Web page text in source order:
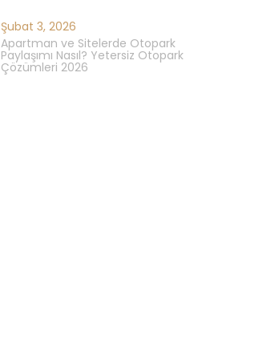
Şubat 3, 2026
Apartman ve Sitelerde Otopark
Paylaşımı Nasıl? Yetersiz Otopark
Çözümleri 2026